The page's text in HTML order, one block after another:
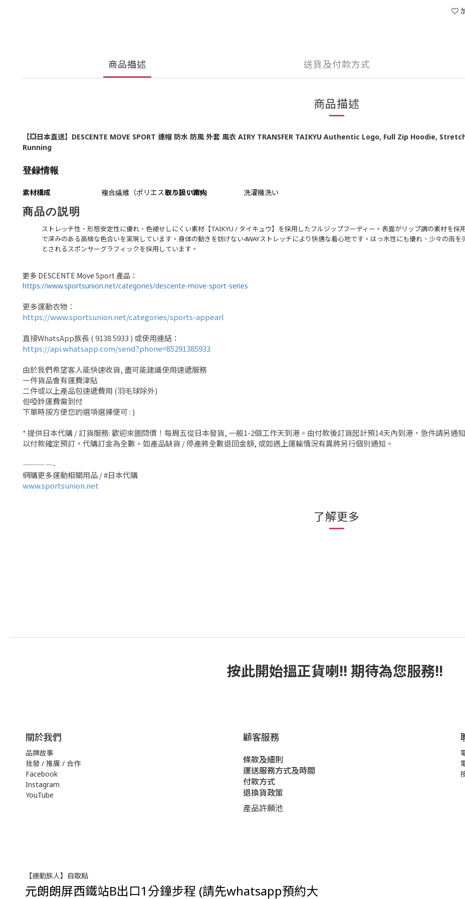
商品描述 送貨及付款方式
商品描述
【💥日本直送】DESCENTE MOVE SPORT 連帽 防水 防風 外套 風衣 AIRY TRANSFER TAIKYU Authentic Logo, Full Zip Hoodie,
Running
登録情報
素材構成 複合繊維（ポリエステル） 100%
取り扱い案内 洗濯機洗い
商品の説明
ストレッチ性、形態安定性に優れ、色褪せしにくい素材【TAIKYU / タイキュウ】を採用したフルジップフーディー。表面がリップ調の素材を
で深みのある高級な色合いを実現しています。身体の動きを妨げない4WAYストレッチにより快適な着心地です。はっ水性にも優れ、少々の雨
とされるスポンサーグラフィックを採用しています。
更多 DESCENTE Move Sport 產品：
https://www.sportsunion.net/categories/descente-move-sport-series
更多運動衣物：
https://www.sportsunion.net/categories/sports-appearl
直接WhatsApp族長 ( 9138 5933 ) 或使用連結：
https://api.whatsapp.com/send?phone=85291385933
由於我們希望客人能快速收貨, 盡可能建議使用速遞服務
一件貨品會有運費津貼
二件或以上產品包速遞費用 (羽毛球除外)
但啞鈴運費需到付
下單時按方便您的選項選擇便可 : )
* 提供日本代購 / 訂貨服務: 歡迎來圖問價！每周五從日本發貨, 一般1-2個工作天到港。由付款後訂貨起計預14天內到港，急件請另通
以付款確定預訂，代購訂金為全數。如產品缺貨 / 停產將全數退回金額, 或如遇上運輸情況有異將另行個別通知。
————-
網購更多運動相關用品 / #日本代購
www.sportsunion.net
了解更多
按此開始搵正貨喇!! 期待為您服務!!
關於我們
品牌故事
批發 / 推廣 / 合作
Facebook
Instagram
YouTube
顧客服務
條款及細則
運送服務方式及時間
付款方式
退換貨政策
產品許願池
【運動族人】自取點
元朗朗屏西鐵站B出口1分鐘步程 (請先whatsapp預約大